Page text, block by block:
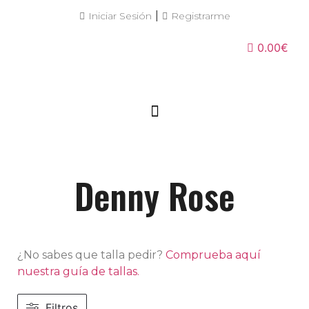
Iniciar Sesión Registrarme
0.00€
Denny Rose
¿No sabes que talla pedir? Comprueba aquí
nuestra guía de tallas.